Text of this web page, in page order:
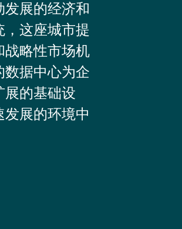
展的经济和
这座城市提
战略性市场机
数据中心为企
展的基础设
展的环境中